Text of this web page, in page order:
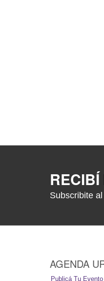
Subscribite
AGENDA
Publicá Tu Evento